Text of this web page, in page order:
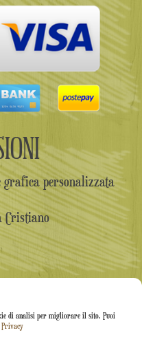
di analisi per migliorare il sito. Puoi
Privacy
grafica personalizzata
Cristiano